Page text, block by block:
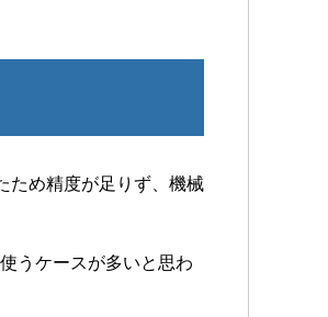
ため精度が足りず、機械
うケースが多いと思わ